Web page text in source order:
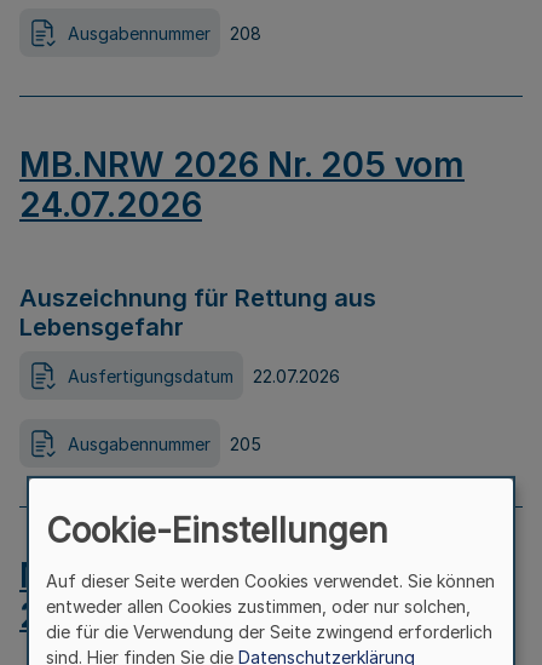
Ausgabennummer 208
MB.NRW 2026 Nr. 205 vom
24.07.2026
Auszeichnung für Rettung aus
Lebensgefahr
Ausfertigungsdatum 22.07.2026
Ausgabennummer 205
MB.NRW 2026 Nr. 204 vom
24.07.2026
Cookie-Einstellungen
Auf dieser Seite werden Cookies verwendet. Sie können
entweder allen Cookies zustimmen, oder nur solchen,
die für die Verwendung der Seite zwingend erforderlich
sind. Hier finden Sie die Datenschutzerklärung